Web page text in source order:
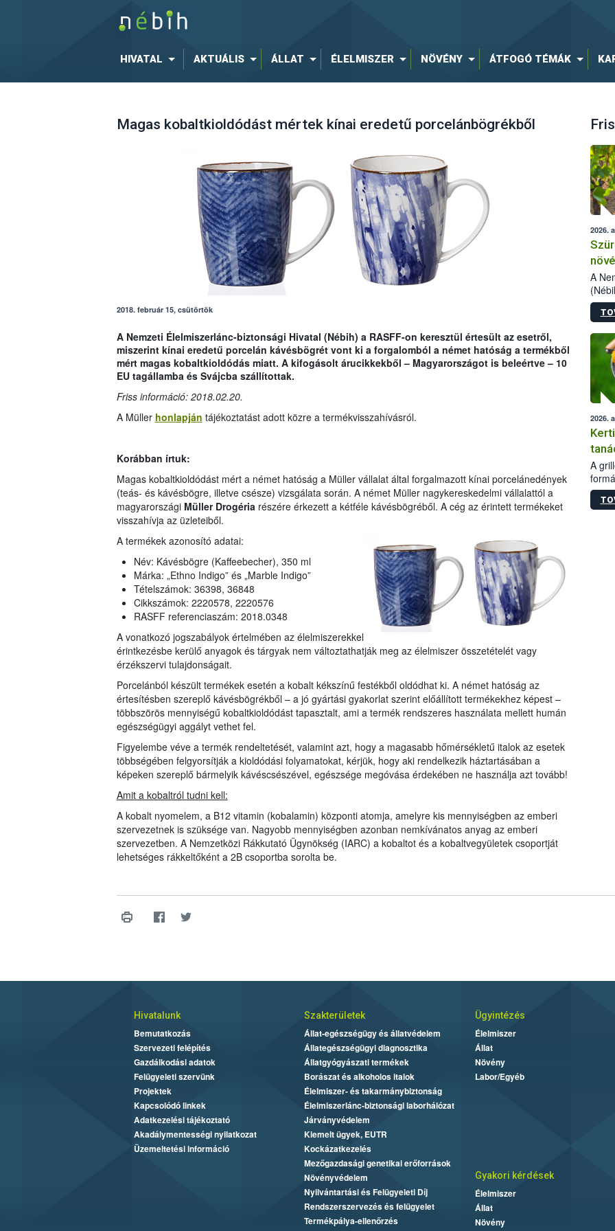
HIVATAL AKTUÁLIS ÁLLAT ÉLELMISZER NÖVÉNY ÁTFOGÓ TÉMÁK
Magas kobaltkioldódást mértek kínai eredetű porcelánbögrékből
2018. február 15, csütörtök
A Nemzeti Élelmiszerlánc-biztonsági Hivatal (Nébih) a RASFF-on keresztül értesült az esetről,
miszerint kínai eredetű porcelán kávésbögrét vont ki a forgalomból a német hatóság a termékből
mért magas kobaltkioldódás miatt. A kifogásolt árucikkekből – Magyarországot is beleértve – 10
EU tagállamba és Svájcba szállítottak.
Friss információ: 2018.02.20.
A Müller honlapján tájékoztatást adott közre a termékvisszahívásról.
Korábban írtuk:
Magas kobaltkioldódást mért a német hatóság a Müller vállalat által forgalmazott kínai porcelánedények
(teás- és kávésbögre, illetve csésze) vizsgálata során. A német Müller nagykereskedelmi vállalattól a
magyarországi Müller Drogériarészére érkezett a kétféle kávésbögréből. A cég az érintett termékeket
visszahívja az üzleteiből.
A termékek azonosító adatai:
Név: Kávésbögre (Kaffeebecher), 350 ml
Márka: „Ethno Indigo” és „Marble Indigo”
Tételszámok: 36398, 36848
Cikkszámok: 2220578, 2220576
RASFF referenciaszám: 2018.0348
A vonatkozó jogszabályok értelmében az élelmiszerekkel
érintkezésbe kerülő anyagok és tárgyak nem változtathatják meg az élelmiszer összetételét vagy
érzékszervi tulajdonságait.
Porcelánból készült termékek esetén a kobalt kékszínű festékből oldódhat ki. A német hatóság az
értesítésben szereplő kávésbögrékből – a jó gyártási gyakorlat szerint előállított termékekhez képest –
többszörös mennyiségű kobaltkioldódást tapasztalt, ami a termék rendszeres használata mellett humán
egészségügyi aggályt vethet fel.
Figyelembe véve a termék rendeltetését, valamint azt, hogy a magasabb hőmérsékletű italok az esetek
többségében felgyorsítják a kioldódási folyamatokat, kérjük, hogy aki rendelkezik háztartásában a
képeken szereplő bármelyik kávéscsészével, egészsége megóvása érdekében ne használja azt tovább!
Amit a kobaltról tudni kell:
A kobalt nyomelem, a B12 vitamin (kobalamin) központi atomja, amelyre kis mennyiségben az emberi
szervezetnek is szüksége van. Nagyobb mennyiségben azonban nemkívánatos anyag az emberi
szervezetben. A Nemzetközi Rákkutató Ügynökség (IARC) a kobaltot és a kobaltvegyületek csoportját
lehetséges rákkeltőként a 2B csoportba sorolta be.
2026.
A
Az
2026.
A
Hivatalunk
Bemutatkozás
Szervezeti felépítés
Gazdálkodási adatok
Felügyeleti szervünk
Projektek
Kapcsolódó linkek
Adatkezelési tájékoztató
Akadálymentességi nyilatkozat
Üzemeltetési információ
Szakterületek
Állat-egészségügy és állatvédelem
Állategészségügyi diagnosztika
Állatgyógyászati termékek
Borászat és alkoholos italok
Élelmiszer- és takarmánybiztonság
Élelmiszerlánc-biztonsági laborhálózat
Járványvédelem
Kiemelt ügyek, EUTR
Kockázatkezelés
Mezőgazdasági genetikai erőforrások
Növényvédelem
Nyilvántartási és Felügyeleti Díj
Rendszerszervezés és felügyelet
Termékpálya-ellenőrzés
Ügyintézés
Élelmiszer
Állat
Növény
Labor/Egyéb
Gyakori kérdések
Élelmiszer
Állat
Növény